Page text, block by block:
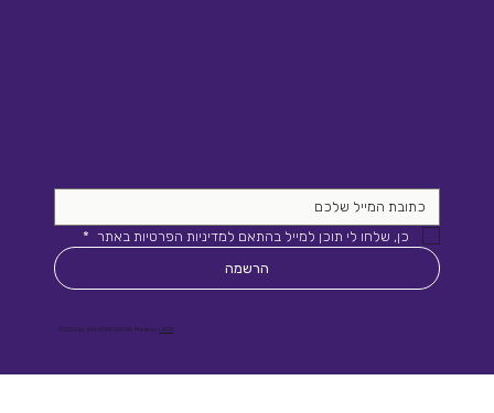
כן, שלחו לי תוכן למייל בהתאם למדיניות הפרטיות באתר *
הרשמה
© 2026 by Site WORKAROUND. Made by LIRON